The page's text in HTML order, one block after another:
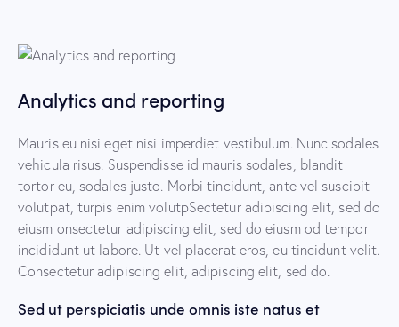
Analytics and reporting
Mauris eu nisi eget nisi imperdiet vestibulum. Nunc sodales
vehicula risus. Suspendisse id mauris sodales, blandit
tortor eu, sodales justo. Morbi tincidunt, ante vel suscipit
volutpat, turpis enim volutpSectetur adipiscing elit, sed do
eiusm onsectetur adipiscing elit, sed do eiusm od tempor
incididunt ut labore. Ut vel placerat eros, eu tincidunt velit.
Consectetur adipiscing elit, adipiscing elit, sed do.
Sed ut perspiciatis unde omnis iste natus et